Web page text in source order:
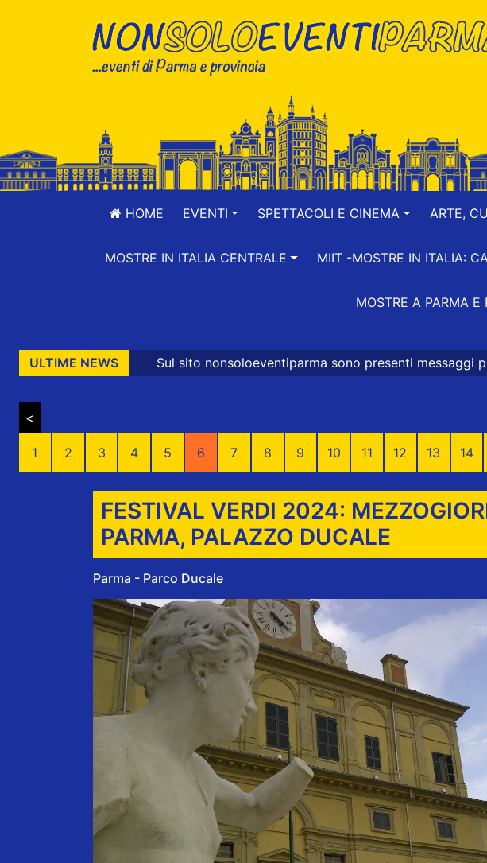
HOME EVENTI SPETTACOLI E CINEMA ARTE,
MOSTRE IN ITALIA CENTRALE MIIT -MOSTRE IN ITALIA:
MOSTRE A PARMA E
ULTIME NEWS
sito nonsoloeventiparma sono presenti messaggi promozionali e commerciali
<
1 2 3 4 5 6 7 8 9 10 11 12 13 14
FESTIVAL VERDI 2024:
PARMA, PALAZZO DUCALE
Parma - Parco Ducale